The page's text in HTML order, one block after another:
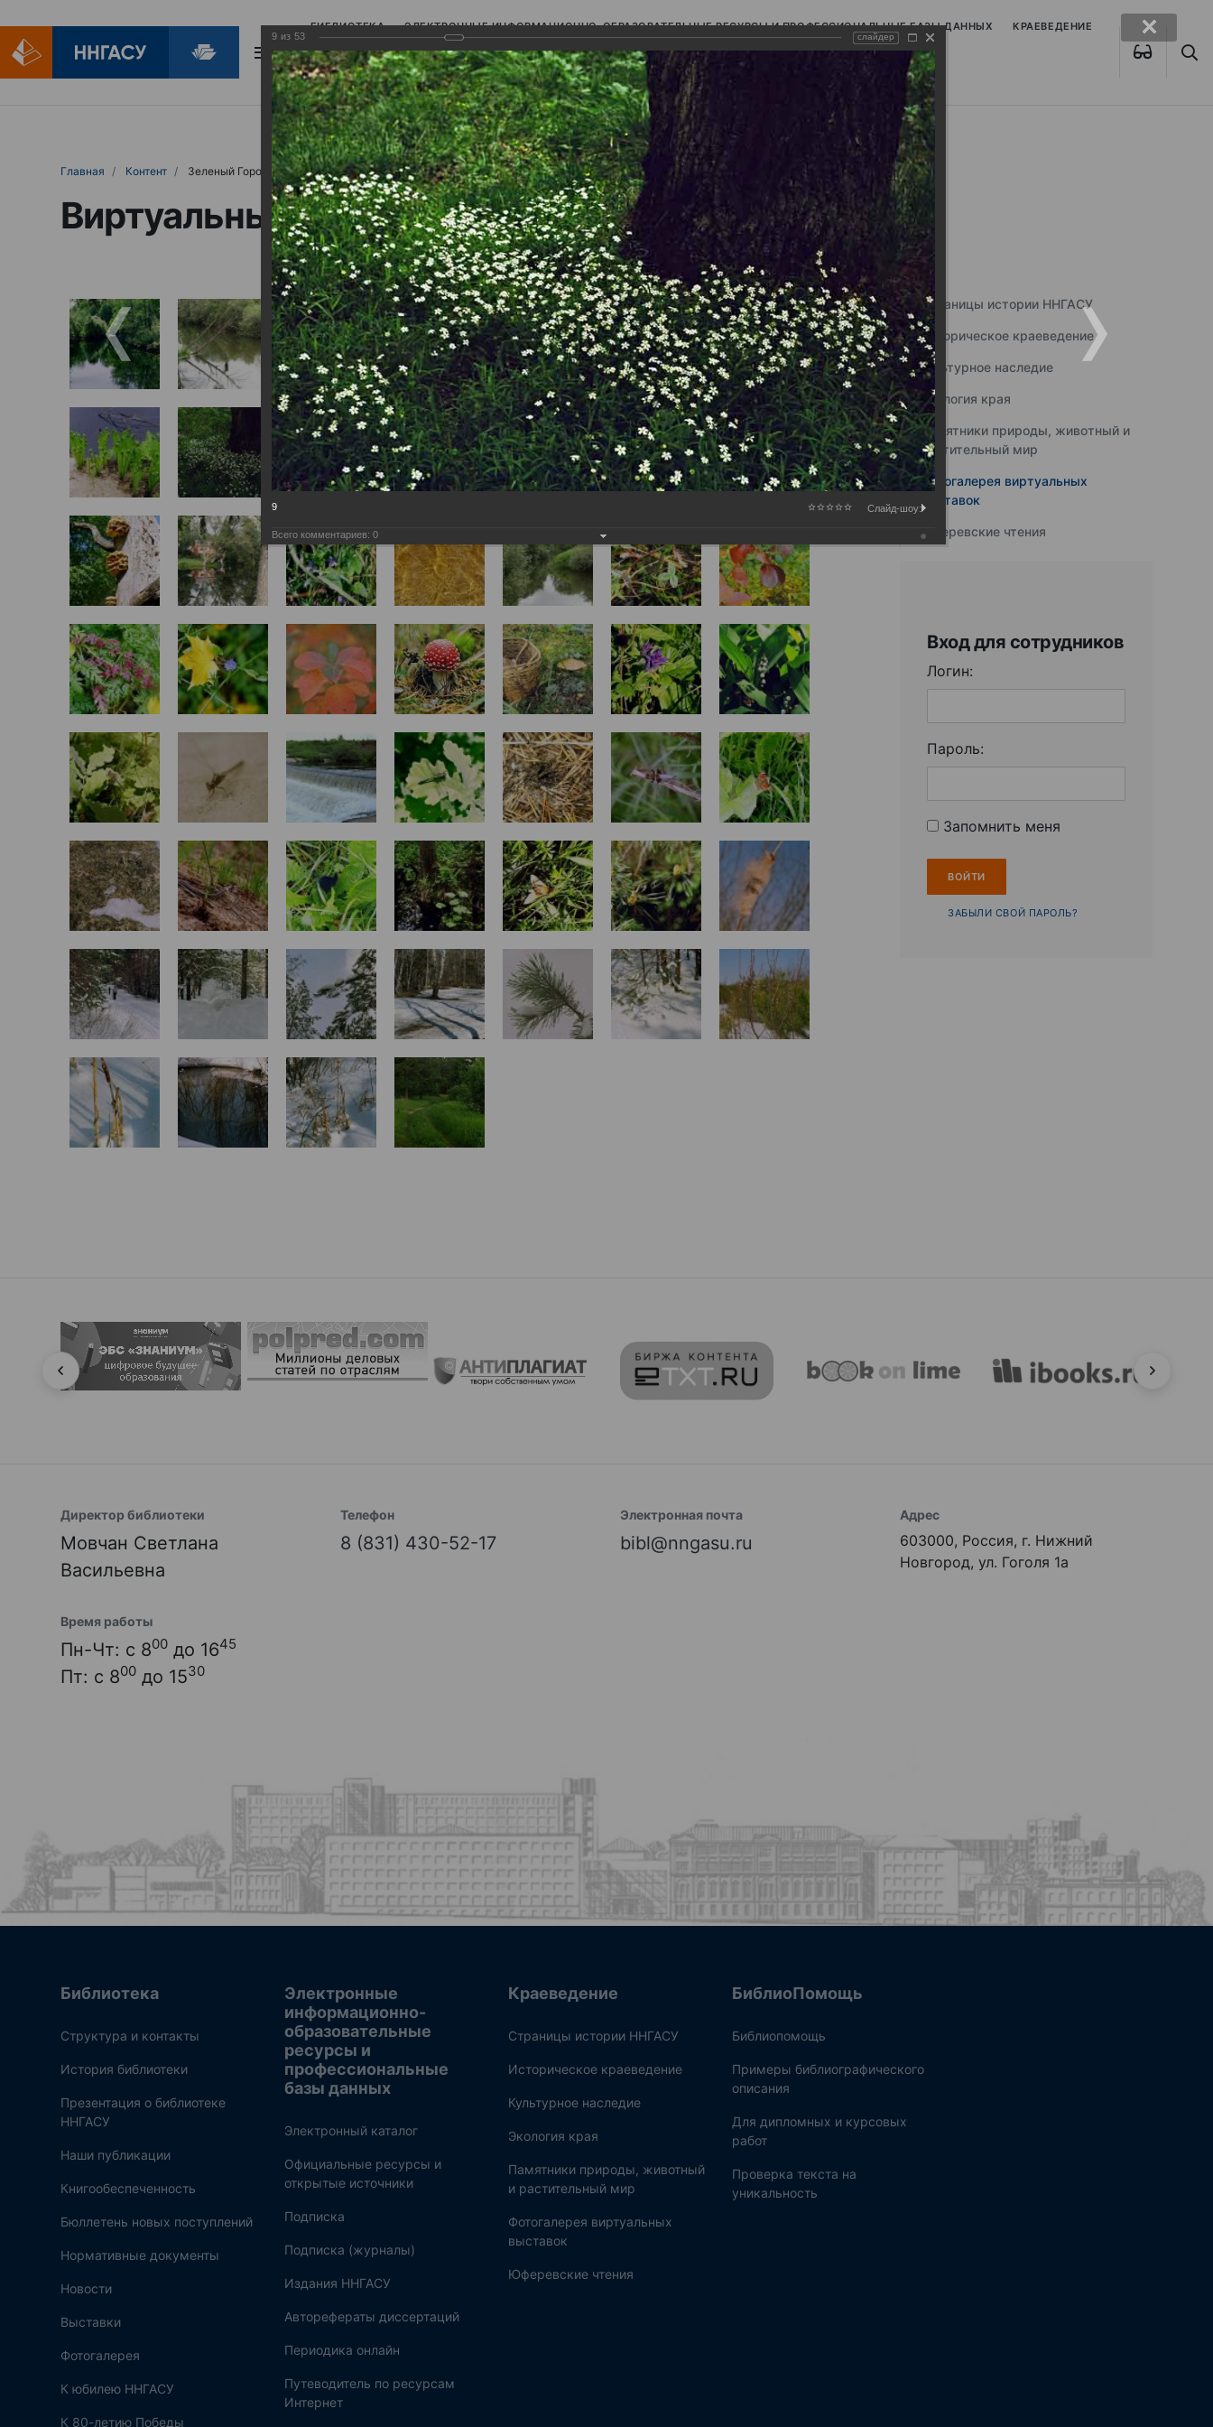
БИБЛИОТЕКА ЭЛЕКТРОННЫЕ ИНФОРМАЦИОННО-ОБРАЗОВАТЕЛЬНЫЕ РЕСУРСЫ И ПРОФЕССИОНАЛЬНЫЕ БАЗЫ ДАННЫХ КРАЕВЕДЕНИЕ
БИБЛИОПОМОЩЬ
Главная Контент Зеленый Город
Виртуальные выставки (фотоальбомы)
Страницы истории ННГАСУ
Историческое краеведение
Культурное наследие
Экология края
Памятники природы, животный и
растительный мир
Фотогалерея виртуальных
выставок
Юферевские чтения
Вход для сотрудников
Логин:
Пароль:
Запомнить меня
ЗАБЫЛИ СВОЙ ПАРОЛЬ?
Директор библиотеки
Мовчан Светлана
Васильевна
Телефон
8 (831) 430-52-17
Электронная почта
bibl@nngasu.ru
Адрес
603000, Россия, г. Нижний
Новгород, ул. Гоголя 1а
Время работы
Пн-Чт: с 800 до 1645
Пт: с 800 до 1530
Библиотека
Структура и контакты
История библиотеки
Презентация о библиотеке
ННГАСУ
Наши публикации
Книгообеспеченность
Бюллетень новых поступлений
Нормативные документы
Новости
Выставки
Фотогалерея
К юбилею ННГАСУ
К 80-летию Победы
Электронные
информационно-
образовательные
ресурсы и
профессиональные
базы данных
Электронный каталог
Официальные ресурсы и
открытые источники
Подписка
Подписка (журналы)
Издания ННГАСУ
Авторефераты диссертаций
Периодика онлайн
Путеводитель по ресурсам
Интернет
Краеведение
Страницы истории ННГАСУ
Историческое краеведение
Культурное наследие
Экология края
Памятники природы, животный
и растительный мир
Фотогалерея виртуальных
выставок
Юферевские чтения
БиблиоПомощь
Библиопомощь
Примеры библиографического
описания
Для дипломных и курсовых
работ
Проверка текста на
уникальность
9 из 53 слайдер
9 Слайд-шоу:
Всего комментариев: 0